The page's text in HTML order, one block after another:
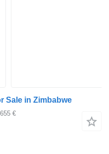
Sale in Zimbabwe
€